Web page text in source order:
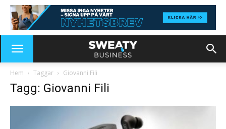
Hem Taggar Giovanni Fili
Tagg: Giovanni Fili